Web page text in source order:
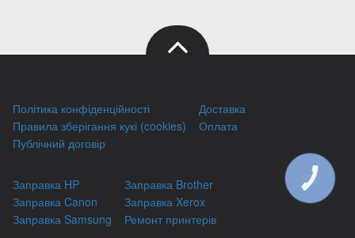
Політика конфіденційності
Правила зберігання кукі (cookies)
Публічний договір
Доставка
Оплата
Заправка HP
Заправка Canon
Заправка Samsung
Заправка Brother
Заправка Xerox
Ремонт принтерів
КНОПКА
ЗВ'ЯЗКУ